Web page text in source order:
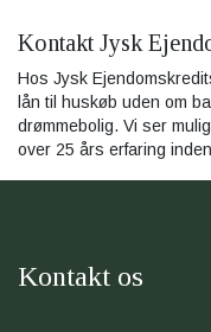
Kontakt Jysk
Hos Jysk
lån til huskøb uden om
drømmebolig. Vi ser
over 25 års erfaring
Kontakt os